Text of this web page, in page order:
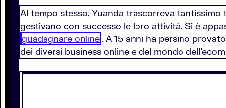
Al tempo stesso, Yuanda trascorreva
gestivano con successo le loro attività. Si è
guadagnare online. A 15 anni ha persino
dei diversi business online e del mondo